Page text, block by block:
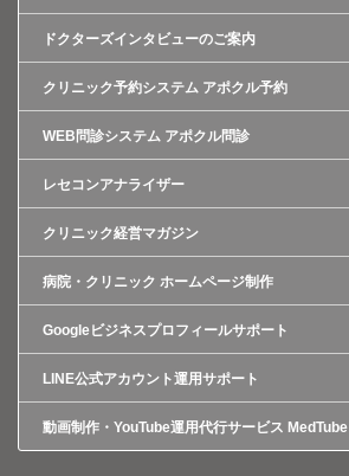
ドクターズインタビューのご案内
クリニック予約システム アポクル予約
WEB問診システム アポクル問診
レセコンアナライザー
クリニック経営マガジン
病院・クリニック ホームページ制作
Googleビジネスプロフィールサポート
LINE公式アカウント運用サポート
動画制作・YouTube運用代行サービス MedTube